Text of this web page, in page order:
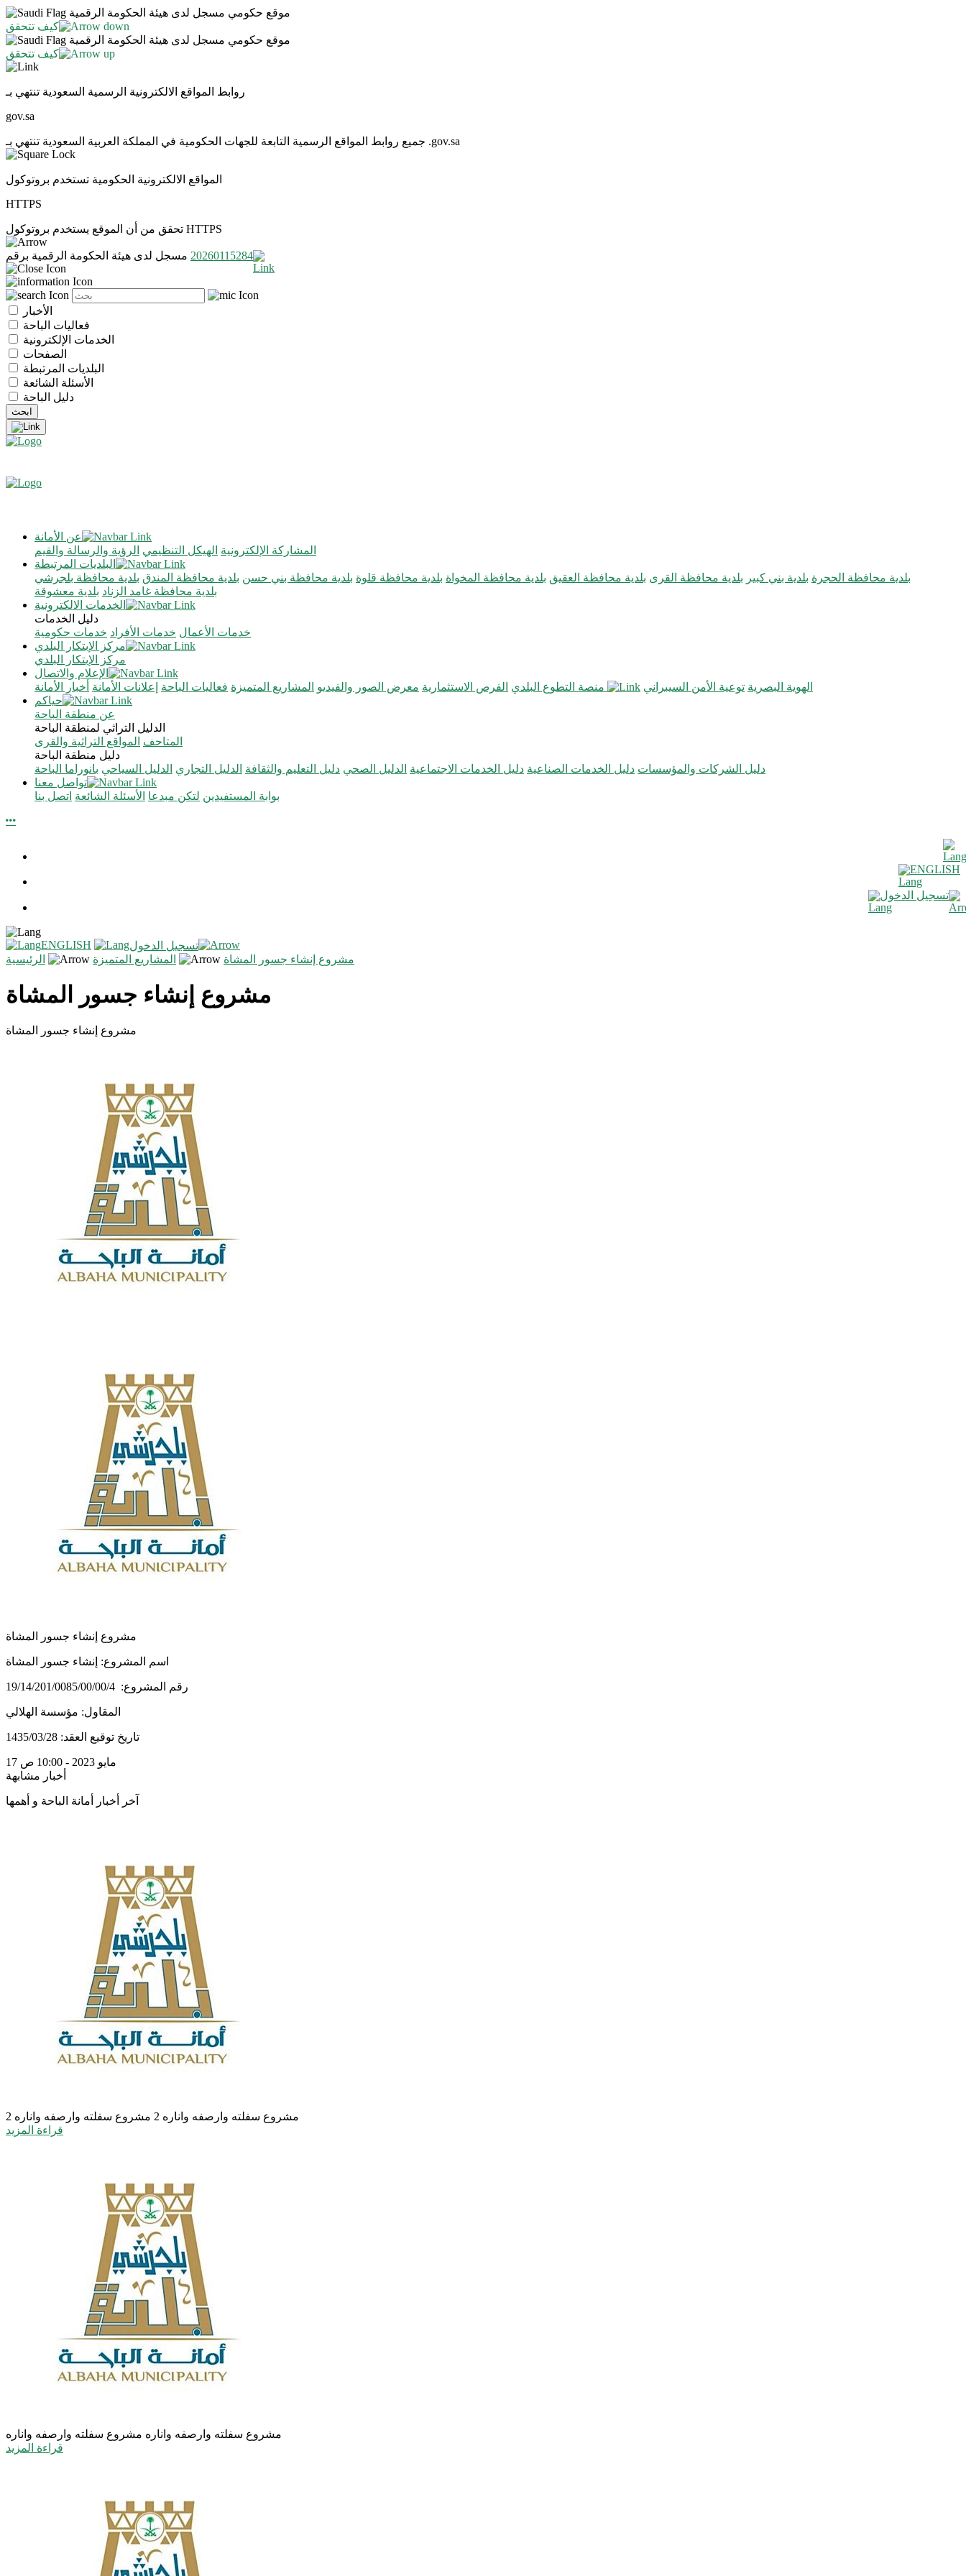
موقع حكومي مسجل لدى هيئة الحكومة الرقمية
كيف تتحقق
موقع حكومي مسجل لدى هيئة الحكومة الرقمية
كيف تتحقق
روابط المواقع الالكترونية الرسمية السعودية تنتهي بـ
gov.sa
جميع روابط المواقع الرسمية التابعة للجهات الحكومية في المملكة العربية السعودية تنتهي بـ .gov.sa
المواقع الالكترونية الحكومية تستخدم بروتوكول
HTTPS
تحقق من أن الموقع يستخدم بروتوكول HTTPS
مسجل لدى هيئة الحكومة الرقمية برقم 20260115284
الأخبار
فعاليات الباحة
الخدمات الإلكترونية
الصفحات
البلديات المرتبطة
الأسئلة الشائعة
دليل الباحة
عن الأمانة
الرؤية والرسالة والقيم الهيكل التنظيمي المشاركة الإلكترونية
البلديات المرتبطة
بلدية محافظة بلجرشي بلدية محافظة المندق بلدية محافظة بني حسن بلدية محافظة قلوة بلدية محافظة المخواة بلدية محافظة العقيق بلدية محافظة القرى بلدية بني كبير بلدية محافظة الحجرة
بلدية معشوقة بلدية محافظة غامد الزناد
الخدمات الالكترونية
دليل الخدمات
خدمات حكومية خدمات الأفراد خدمات الأعمال
مركز الإبتكار البلدي
مركز الإبتكار البلدي
الإعلام والاتصال
أخبار الأمانة إعلانات الأمانة فعاليات الباحة المشاريع المتميزة معرض الصور والفيديو الفرص الاستثمارية منصة التطوع البلدي توعية الأمن السيبراني الهوية البصرية
حياكم
عن منطقة الباحة
الدليل التراثي لمنطقة الباحة
المواقع التراثية والقرى المتاحف
دليل منطقة الباحة
بانوراما الباحة الدليل السياحي الدليل التجاري دليل التعليم والثقافة الدليل الصحي دليل الخدمات الاجتماعية دليل الخدمات الصناعية دليل الشركات والمؤسسات
تواصل معنا
اتصل بنا الأسئلة الشائعة لتكن مبدعا بوابة المستفيدين
ENGLISH
تسجيل الدخول
ENGLISH
تسجيل الدخول
الرئيسية
المشاريع المتميزة مشروع إنشاء جسور المشاة
مشروع إنشاء جسور المشاة
مشروع إنشاء جسور المشاة
مشروع إنشاء جسور المشاة
اسم المشروع: إنشاء جسور المشاة
رقم المشروع: 19/14/201/0085/00/00/4
المقاول: مؤسسة الهلالي
تاريخ توقيع العقد: 1435/03/28
17 مايو 2023 - 10:00 ص
أخبار مشابهة
آخر أخبار أمانة الباحة و أهمها
مشروع سفلته وارصفه واناره 2
مشروع سفلته وارصفه واناره 2
قراءة المزيد
مشروع سفلته وارصفه واناره مشروع سفلته وارصفه واناره
قراءة المزيد